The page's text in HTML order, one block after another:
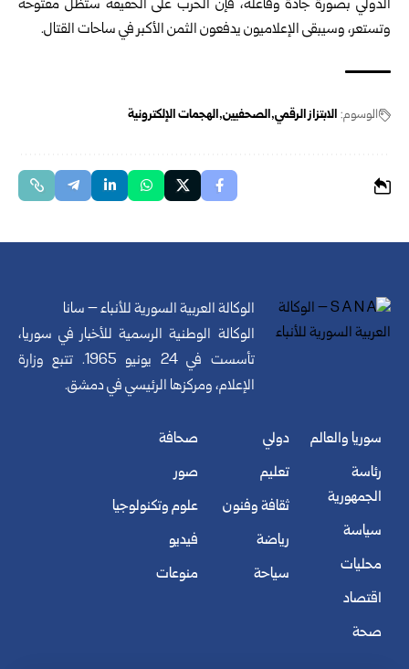
الدولي بصورة جادة وفاعلة، فإن الحرب على الحقيقة ستظل مفتوحة
وتستعر، وسيبقى الإعلاميون يدفعون الثمن الأكبر في ساحات القتال.
الوسوم: الابتزاز الرقمي الصحفيين الهجمات الإلكترونية
الوكالة العربية السورية للأنباء – سانا
الوكالة الوطنية الرسمية للأخبار في سوريا،
تأسست في 24 يونيو 1965. تتبع وزارة
الإعلام، ومركزها الرئيسي في دمشق.
سوريا والعالم
رئاسة
الجمهورية
سياسة
محليات
اقتصاد
صحة
دولي
تعليم
ثقافة وفنون
رياضة
سياحة
صحافة
صور
علوم وتكنولوجيا
فيديو
منوعات